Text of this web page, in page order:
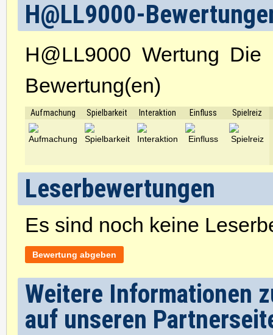
H@LL9000-
H@LL9000 Wertung
Bewertung(en)
Aufmachung Spielbarkeit Interaktion Einfluss Spielreiz
Leserbewertungen
Es sind noch keine
Bewertung abgeben
Weitere Informationen
auf unseren